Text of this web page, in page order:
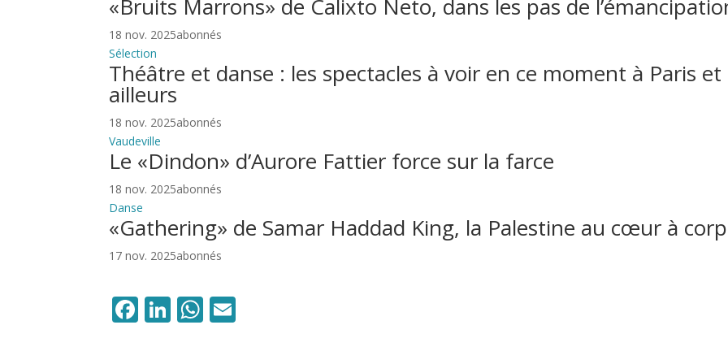
«Bruits Marrons» de Calixto Neto, dans les pas de
18 nov. 2025abonnés
Sélection
Théâtre et danse : les spectacles à voir en ce moment à Paris et
ailleurs
18 nov. 2025abonnés
Vaudeville
Le «Dindon» d’Aurore Fattier force sur la farce
18 nov. 2025abonnés
Danse
«Gathering» de Samar Haddad King, la Palestine au cœur à
17 nov. 2025abonnés
Facebook
LinkedIn
WhatsApp